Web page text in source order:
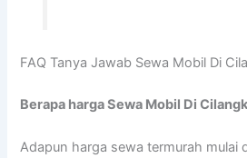
FAQ Tanya Jawab Sewa Mobil Di
Berapa harga Sewa Mobil Di
Adapun harga sewa termurah mulai